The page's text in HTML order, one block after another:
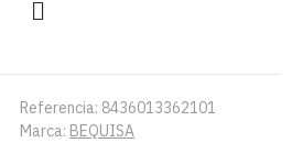
Referencia: 8436013362101
Marca: BEQUISA